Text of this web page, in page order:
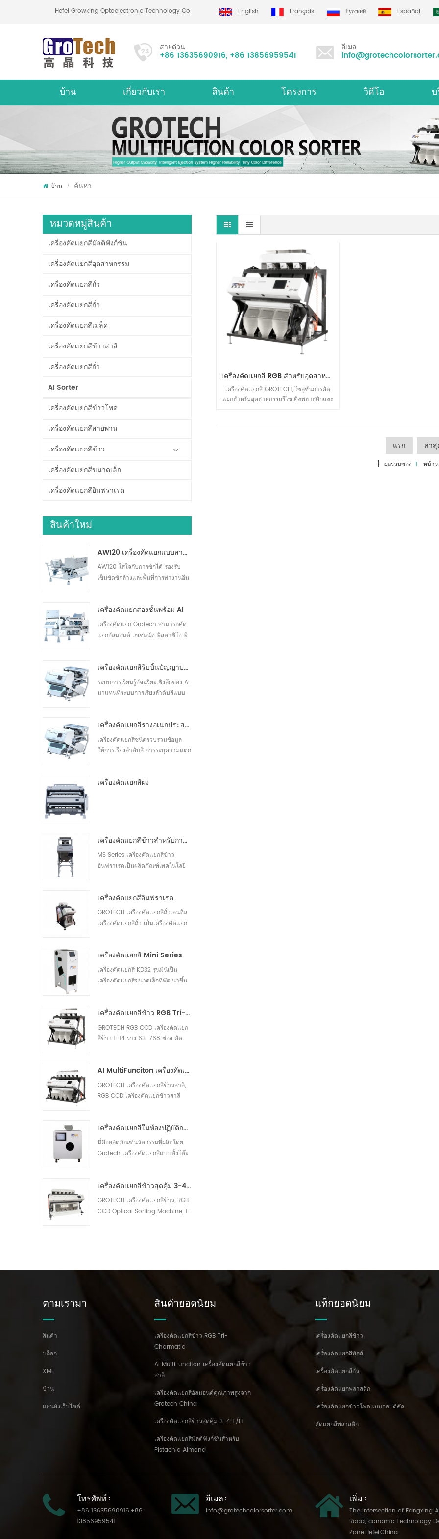
Hefei Growking Optoelectronic Technology Co.,Ltd English Français Русский Español
สายด่วน
+86 13635690916, +86 13856959541
อีเมล
บ้าน เกี่ยวกับเรา สินค้า โครงการ วิดีโอ
บ้าน / ค้นหา
หมวดหมู่สินค้า
เครื่องคัดเเยกสีมัลติฟังก์ชั่น
เครื่องคัดเเยกสีอุตสาหกรรม
เครื่องคัดเเยกสีถั่ว
เครื่องคัดเเยกสีถั่ว
เครื่องคัดเเยกสีเมล็ด
เครื่องคัดเเยกสีข้าวสาลี
เครื่องคัดเเยกสีถั่ว
AI Sorter
เครื่องคัดเเยกสีข้าวโพด
เครื่องคัดเเยกสีสายพาน
เครื่องคัดเเยกสีข้าว
เครื่องคัดเเยกสีขนาดเล็ก
เครื่องคัดเเยกสีอินฟราเรด
สินค้าใหม่
AW120 เครื่องคัดแยกแบบสายพานแบบล้างทำความสะอาดได้
AW120 ใส่ใจกับการซักได้ รองรับ
เข็มขัดซักล้างและพื้นที่การทำงานอื่น
แห้ง การคัดแยกผักและผลไม้สด30
เครื่องคัดแยกสองชั้นพร้อม AI
เครื่องคัดแยก Grotech สามารถคัด
แยกอัลมอนด์ เฮเซลนัท พิสตาชิโอ พี
เช่น หิน ออกจากวัตถุดิบได้ เครื่องคัด
แยกสี Grotech Nut ช่วยให้ลูกค้าได้
รับโซลูชันการคัดแยกที่ชาญฉลาด
เครื่องคัดเเยกสีริบบิ้นปัญญาประดิษฐ์ ZB2
ระบบการเรียนรู้อัจฉริยะเชิงลึกของ AI
มาแทนที่ระบบการเรียงลำดับสีแบบ
ได้รับการปรับปรุง การควบคุมระยะ
ไกลแบบเรียลไทม์ การทำงานและการ
บำรุงรักษา การอัพเกรดซอฟต์แวร์
เครื่องคัดเเยกสีรางอเนกประสงค์ ZB2
เครื่องคัดแยกสีชนิดรวบรวมข้อมูล
ให้การเรียงลำดับสี การระบุความแตก
ตรวจจับมอดและสิ่งแปลกปลอมอื่น ๆ
เครื่องคัดเเยกสีผง
เครื่องคัดแยกสีข้าวสำหรับการแปรรูปข้าวขนาดเล็ก
MS Series เครื่องคัดเเยกสีข้าว
อินฟราเรดเป็นผลิตภัณฑ์เทคโนโลยี
เครื่องคัดแยกสีอินฟราเรด
GROTECH เครื่องคัดเเยกสีถั่วเลนทิล
เครื่องคัดเเยกสีถั่ว เป็นเครื่องคัดแยก
หลังจากล้างถั่วก่อน ปอกเปลือก แยก
ขัด ฯลฯ หน่วยประมวลผล30
เครื่องคัดเเยกสี Mini Series
เครื่องคัดเเยกสี KD32 รุ่นมินิเป็น
เครื่องคัดเเยกสีขนาดเล็กที่พัฒนาขึ้น
อื่นๆ30
เครื่องคัดเเยกสีข้าว RGB Tri-Chormatic
GROTECH RGB CCD เครื่องคัดเเยก
สีข้าว 1-14 ราง 63-768 ช่อง คัด
เมล็ดยาว เมล็ดกลม บาสมาตินึ่ง ข้าว
ขาวทุกชนิด แอพพลิเคชั่น30
AI MultiFunciton เครื่องคัดเเยกสีข้าวสาลี
GROTECH เครื่องคัดเเยกสีข้าวสาลี,
RGB CCD เครื่องคัดเเยกข้าวสาลี
เครื่องโม่แป้งข้าวสาลีสำหรับทำความ
สะอาดก่อนการบรรจุ ช่วงความจุ
สามารถครอบคลุมได้ 5-30 โทนต่อ
เครื่องคัดเเยกสีในห้องปฏิบัติการความถี่สูง
นี่คือผลิตภัณฑ์นวัตกรรมที่ผลิตโดย
Grotech เครื่องคัดเเยกสีแบบตั้งโต๊ะ
โรงงาน ร้านกาแฟ หรือสถานที่ผลิต
กาแฟ ห้องปฏิบัติการประเภทอื่นๆ30
เครื่องคัดเเยกสีข้าวสุดคุ้ม 3-4 T/H
GROTECH เครื่องคัดเเยกสีข้าว, RGB
CCD Optical Sorting Machine, 1-
เครื่องคัดเเยกสี RGB สำหรับอุตสาหกรรมรีไซเคิล PP PET PVC ABS
เครื่องคัดเเยกสี GROTECH, โซลูชันการคัด
แยกสำหรับอุตสาหกรรมรีไซเคิลพลาสติกและ
แรก ล่าสุ
[ ผลรวมของ 1 หน้าห
ตามเรามา
สินค้า
บล็อก
XML
บ้าน
แผนผังเว็บไซต์
สินค้ายอดนิยม
เครื่องคัดเเยกสีข้าว RGB Tri-
Chormatic
AI MultiFunciton เครื่องคัดเเยกสีข้าว
สาลี
เครื่องคัดเเยกสีอัลมอนด์คุณภาพสูงจาก
Grotech China
เครื่องคัดเเยกสีข้าวสุดคุ้ม 3-4 T/H
เครื่องคัดแยกสีมัลติฟังก์ชั่นสำหรับ
Pistachio Almond
แท็กยอดนิยม
เครื่องคัดเเยกสีข้าว
เครื่องคัดแยกสีพัลส์
เครื่องคัดเเยกสีถั่ว
เครื่องคัดแยกพลาสติก
เครื่องคัดแยกข้าวโพดแบบออปติคัล
คัดแยกสีพลาสติก
โทรศัพท์ :
+86 13635690916,+86
13856959541
อีเมล :
info@grotechcolorsorter.com
เพิ่ม :
The Intersection of Fangxing
Road,Economic Technology
Zone,Hefei,China